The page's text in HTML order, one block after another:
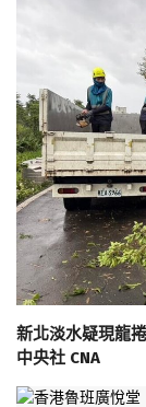
新北淡水疑現龍
中央社 CNA